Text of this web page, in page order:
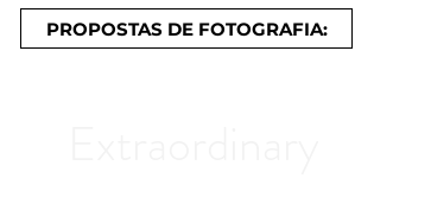
PROPOSTAS DE FOTOGRAFIA: